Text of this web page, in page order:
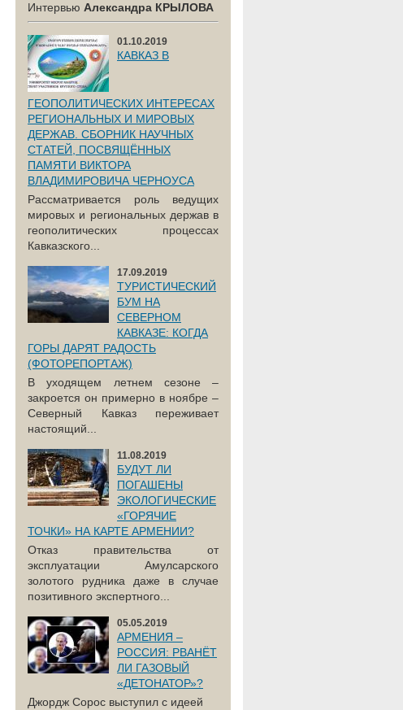
Интервью Александра КРЫЛОВА
01.10.2019
КАВКАЗ В
ГЕОПОЛИТИЧЕСКИХ ИНТЕРЕСАХ
РЕГИОНАЛЬНЫХ И МИРОВЫХ
ДЕРЖАВ. СБОРНИК НАУЧНЫХ
СТАТЕЙ, ПОСВЯЩЁННЫХ
ПАМЯТИ ВИКТОРА
ВЛАДИМИРОВИЧА ЧЕРНОУСА
Рассматривается роль ведущих
мировых и региональных держав в
геополитических процессах
Кавказского...
17.09.2019
ТУРИСТИЧЕСКИЙ
БУМ НА
СЕВЕРНОМ
КАВКАЗЕ: КОГДА
ГОРЫ ДАРЯТ РАДОСТЬ
(ФОТОРЕПОРТАЖ)
В уходящем летнем сезоне –
закроется он примерно в ноябре –
Северный Кавказ переживает
настоящий...
11.08.2019
БУДУТ ЛИ
ПОГАШЕНЫ
ЭКОЛОГИЧЕСКИЕ
«ГОРЯЧИЕ
ТОЧКИ» НА КАРТЕ АРМЕНИИ?
Отказ правительства от
эксплуатации Амулсарского
золотого рудника даже в случае
позитивного экспертного...
05.05.2019
АРМЕНИЯ –
РОССИЯ: РВАНЁТ
ЛИ ГАЗОВЫЙ
«ДЕТОНАТОР»?
Джордж Сорос выступил с идеей